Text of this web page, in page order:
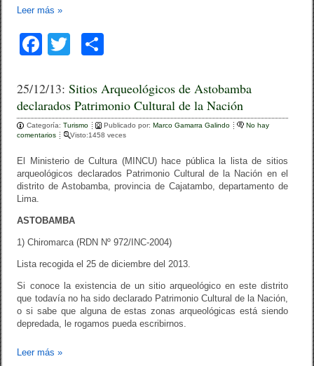
Leer más»
F
c
e
b
o
o
T
tt
er
m
p
ar
tir
25/12/13:Sitios Arqueológicos de Astobamba
declarados Patrimonio Cultural de la Nación
Categoría:Turismo Publicado por:Marco Gamarra Galindo
No hay
comentarios
Visto:1458 veces
El Ministerio de Cultura (MINCU) hace pública la lista de sitios
arqueológicos declarados Patrimonio Cultural de la Nación en el
distrito de Astobamba, provincia de Cajatambo, departamento de
Lima.
ASTOBAMBA
1) Chiromarca (RDN Nº 972/INC-2004)
Lista recogida el 25 de diciembre del 2013.
Si conoce la existencia de un sitio arqueológico en este distrito
que todavía no ha sido declarado Patrimonio Cultural de la Nación,
o si sabe que alguna de estas zonas arqueológicas está siendo
depredada, le rogamos pueda escribirnos.
Leer más»